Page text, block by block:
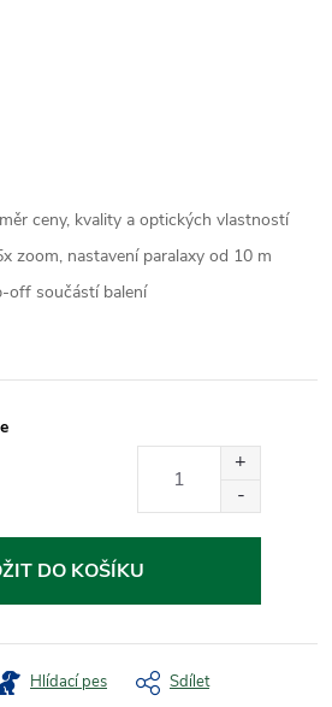
ceny, kvality a optických vlastností
zoom, nastavení paralaxy od 10 m
off součástí balení
DO KOŠÍKU
Hlídací pes Sdílet